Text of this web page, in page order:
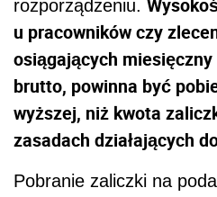
rozporządzeniu.
u pracowników czy
osiągających miesięczny
brutto, powinna być
wyższej, niż kwota
zasadach działających
Pobranie zaliczki na